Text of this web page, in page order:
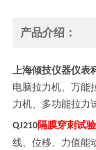
产品介绍：
上海倾技仪器仪表
电脑拉力机、万能
力机、多功能拉力
QJ210隔膜穿刺试
线、位移、力值能